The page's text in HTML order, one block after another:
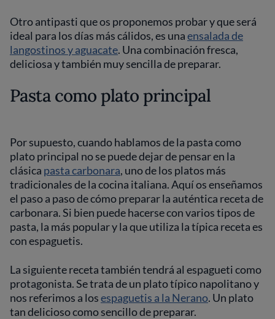
Otro antipasti que os proponemos probar y que será
ideal para los días más cálidos, es unaensalada de
langostinos y aguacate. Una combinación fresca,
deliciosa y también muy sencilla de preparar.
Pasta como plato principal
Por supuesto, cuando hablamos de la pasta como
plato principal no se puede dejar de pensar en la
clásica pasta carbonara, uno de los platos más
tradicionales de la cocina italiana. Aquí os enseñamos
el paso a paso de cómo preparar la auténtica receta de
carbonara. Si bien puede hacerse con varios tipos de
pasta, la más popular y la que utiliza la típica receta es
con espaguetis.
La siguiente receta también tendrá al espagueti como
protagonista. Se trata de un plato típico napolitano y
nos referimos a losespaguetis a la Nerano. Un plato
tan delicioso como sencillo de preparar.